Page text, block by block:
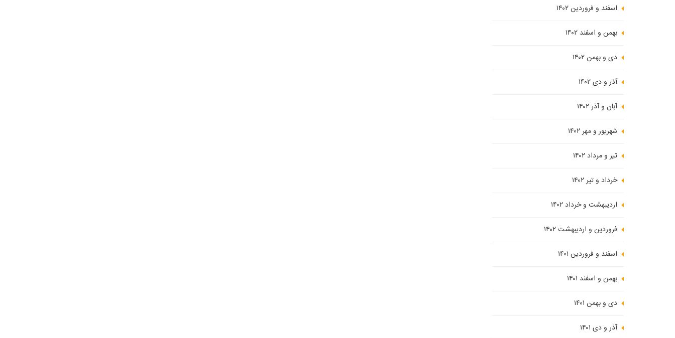
اسفند و فروردین ۱۴۰۲
بهمن و اسفند ۱۴۰۲
دی و بهمن ۱۴۰۲
آذر و دی ۱۴۰۲
آبان و آذر ۱۴۰۲
شهریور و مهر ۱۴۰۲
تیر و مرداد ۱۴۰۲
خرداد و تیر ۱۴۰۲
اردیبهشت و خرداد ۱۴۰۲
فروردین و اردیبهشت ۱۴۰۲
اسفند و فروردین ۱۴۰۱
بهمن و اسفند ۱۴۰۱
دی و بهمن ۱۴۰۱
آذر و دی ۱۴۰۱